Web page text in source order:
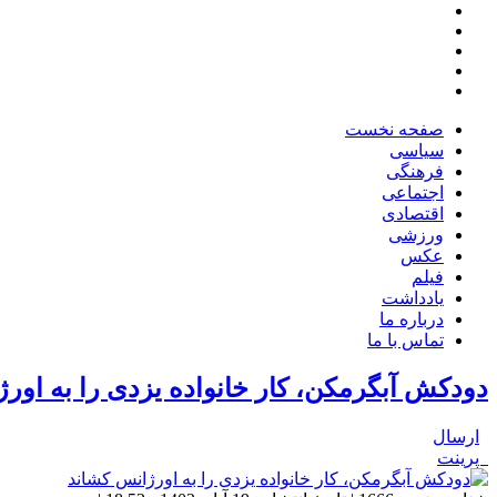
صفحه نخست
سیاسی
فرهنگی
اجتماعی
اقتصادی
ورزشی
عکس
فیلم
یادداشت
درباره ما
تماس با ما
دودکش آبگرمکن، کار خانواده یزدی را به
ارسال
پرینت